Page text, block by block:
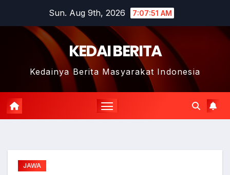
Sun. Aug 9th, 2026 7:07:52 AM
KEDAI BERITA
Kedainya Berita Masyarakat Indonesia
JAWA